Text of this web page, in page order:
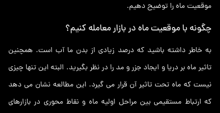
موقعیت ماه را توضیح دهیم.
چگونه با موقعیت ماه در بازار معامله کنیم؟
به خاطر داشته باشید که درصد زیادی از بدن ما آب است. همچنین
تاثیر ماه بر دریا و ایجاد جزر و مد را در نظر بگیرید. البته این تنها چیزی
نیست که ماه تحت تاثیر آن قرار می گیرد. این مطالعه نشان می دهد
که ارتباط مستقیمی بین مراحل اولیه ماه و نقاط محوری در بازارهای